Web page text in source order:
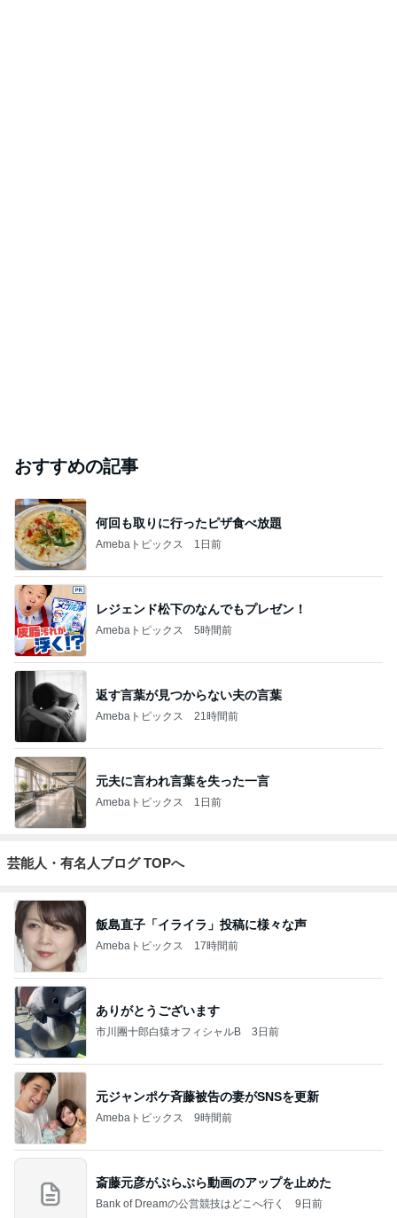
おすすめの記事
何回も取りに行ったピザ食べ放題
Amebaトピックス 1日前
レジェンド松下のなんでもプレゼン！
Amebaトピックス 5時間前
返す言葉が見つからない夫の言葉
Amebaトピックス 21時間前
元夫に言われ言葉を失った一言
Amebaトピックス 1日前
芸能人・有名人ブログ TOPへ
飯島直子「イライラ」投稿に様々な声
Amebaトピックス 17時間前
ありがとうございます
市川團十郎白猿オフィシャルB 3日前
元ジャンポケ斉藤被告の妻がSNSを更新
Amebaトピックス 9時間前
斎藤元彦がぶらぶら動画のアップを止めた
Bank of Dreamの公営競技はどこへ行く 9日前